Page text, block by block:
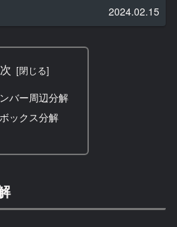
2024.02.15
バー周辺分解
ックス分解